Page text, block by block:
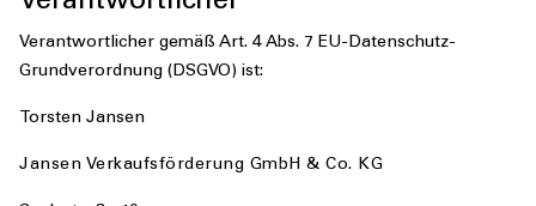
Verantwortlicher gemäß Art. 4 Abs. 7 EU-Datenschutz-
Grundverordnung (DSGVO) ist:
Torsten Jansen
Jansen Verkaufsförderung GmbH & Co. KG